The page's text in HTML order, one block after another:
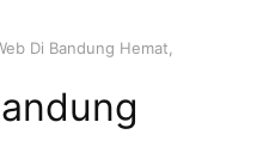
Di Bandung Hemat,